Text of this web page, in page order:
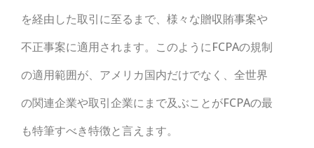
を経由した取引に至るまで、様々な贈収賄事案や
不正事案に適用されます。このようにFCPAの規制
の適用範囲が、アメリカ国内だけでなく、全世界
の関連企業や取引企業にまで及ぶことがFCPAの最
も特筆すべき特徴と言えます。